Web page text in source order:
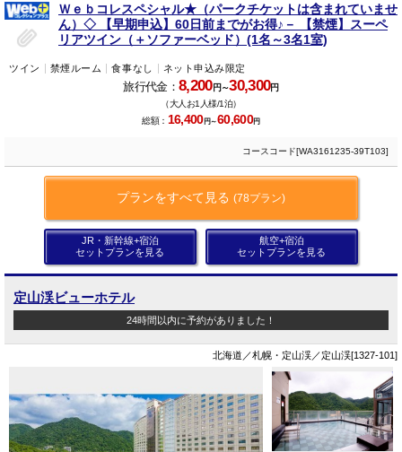
Ｗｅｂコレスペシャル★（パークチケットは含まれていませ
ん）◇ 【早期申込】60日前までがお得♪－ 【禁煙】スーペ
リアツイン（＋ソファーベッド）(1名～3名1室)
ツイン 禁煙ルーム 食事なし ネット申込み限定
旅行代金： 8,200円～30,300円
（大人お1人様/1泊）
総額： 16,400円～60,600円
コースコード[WA3161235-39T103]
プランをすべて見る (78プラン)
JR・新幹線+宿泊
セットプランを見る
航空+宿泊
セットプランを見る
定山渓ビューホテル
24時間以内に予約がありました！
北海道／札幌・定山渓／定山渓[1327-101]